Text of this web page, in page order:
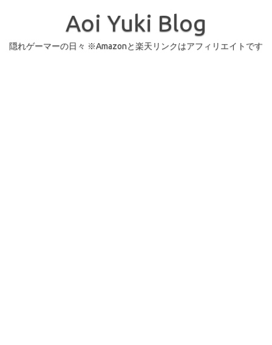
Aoi Yuki Blog
隠れゲーマーの日々 ※Amazonと楽天リンクはアフィリエイトです